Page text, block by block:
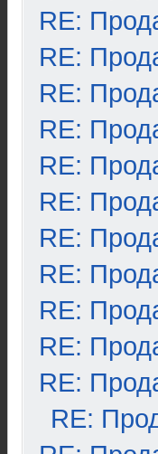
RE:
RE:
RE:
RE:
RE:
RE:
RE:
RE:
RE:
RE:
RE:
RE: